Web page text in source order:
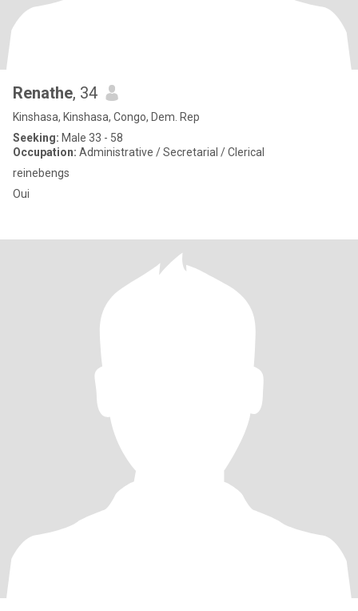
Renathe, 34
Kinshasa, Kinshasa, Congo, Dem. Rep
Seeking: Male 33 - 58
Occupation: Administrative / Secretarial / Clerical
reinebengs
Oui